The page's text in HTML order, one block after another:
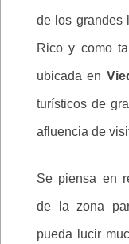
de los grandes
Rico y como
ubicada en
turísticos de
afluencia de
Se piensa en
de la zona
pueda lucir